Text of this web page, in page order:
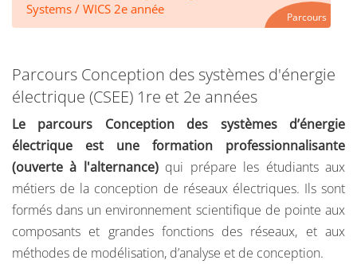
Systems / WICS 2e année
Parcours
Parcours Conception des systèmes d'énergie
électrique (CSEE) 1re et 2e années
Le parcours Conception des systèmes d’énergie
électrique est
une formation professionnalisante
(ouverte à l'alternance)qui prépare les étudiants aux
métiers de la conception de réseaux électriques. Ils sont
formés dans un environnement scientifique de pointe aux
composants et grandes fonctions des réseaux, et aux
méthodes de modélisation, d’analyse et de conception.